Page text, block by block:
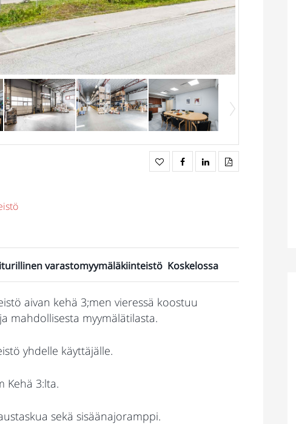
varastomyymäläkiinteistö Koskelossa
aivan kehä 3;men vieressä koostuu
mahdollisesta myymälätilasta.
yhdelle käyttäjälle.
Kehä 3:lta.
sekä sisäänajoramppi.